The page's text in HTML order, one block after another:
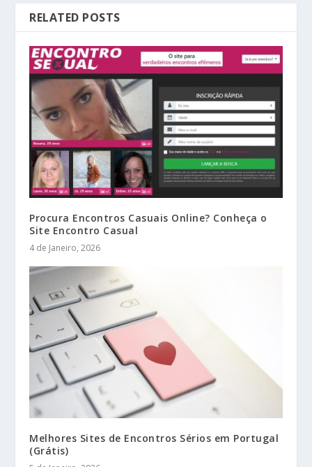
RELATED POSTS
Procura Encontros Casuais Online? Conheça o
Site Encontro Casual
4 de Janeiro, 2026
Melhores Sites de Encontros Sérios em Portugal
(Grátis)